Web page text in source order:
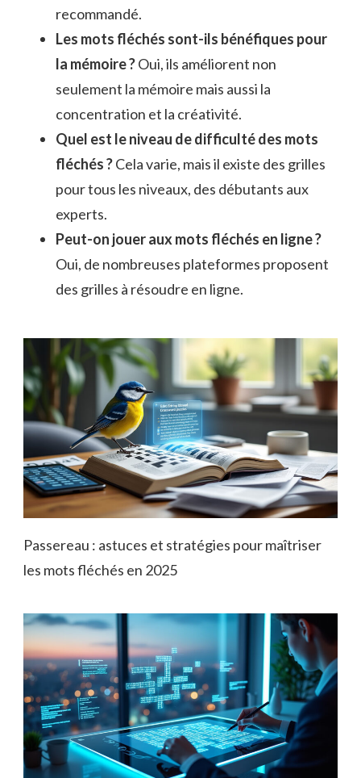
recommandé.
Les mots fléchés sont-ils bénéfiques pour
la mémoire ?Oui, ils améliorent non
seulement la mémoire mais aussi la
concentration et la créativité.
Quel est le niveau de difficulté des mots
fléchés ?Cela varie, mais il existe des grilles
pour tous les niveaux, des débutants aux
experts.
Peut-on jouer aux mots fléchés en ligne ?
Oui, de nombreuses plateformes proposent
des grilles à résoudre en ligne.
Passereau : astuces et stratégies pour maîtriser
les mots fléchés en 2025